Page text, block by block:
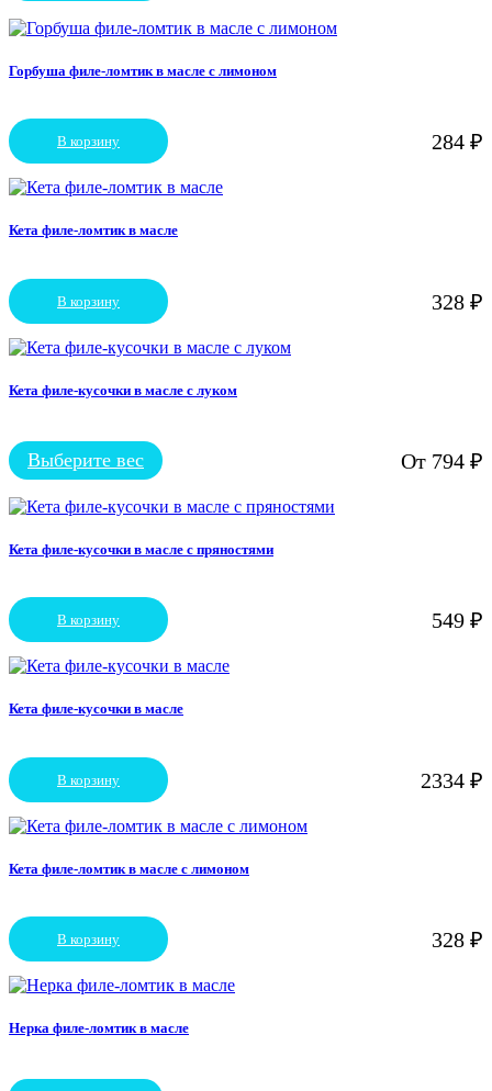
имеет
вариаций.
выбрать
на
странице
товара.
Горбуша филе-ломтик в масле с лимоном
284 ₽
В корзину
Кета филе-ломтик в масле
328 ₽
В корзину
Кета филе-кусочки в масле с луком
От 794 ₽
Выберите вес
Этот
имеет
вариаций.
выбрать
на
странице
товара.
Кета филе-кусочки в масле с пряностями
549 ₽
В корзину
Кета филе-кусочки в масле
2334 ₽
В корзину
Кета филе-ломтик в масле с лимоном
328 ₽
В корзину
Нерка филе-ломтик в масле